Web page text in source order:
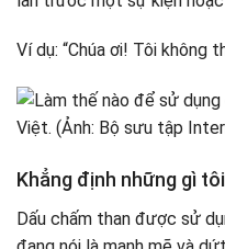
Ví dụ: “Chúa ơi! Tôi không
Khẳng định những gì
Dấu chấm than được sử